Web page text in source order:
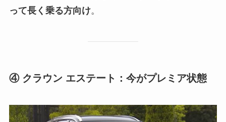
って長く乗る方向け。
④ クラウン エステート：今がプレミア状態